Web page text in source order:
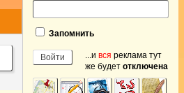
Запомнить
...и вся реклама тут
же будет отключена